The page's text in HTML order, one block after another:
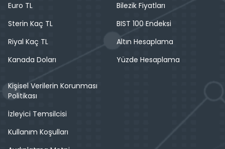
Euro TL
Sterin Kaç TL
Riyal Kaç TL
Kanada Doları
Bilezik Fiyatları
BIST 100 Endeksi
Altın Hesaplama
Yüzde Hesaplama
Kişisel Verilerin Korunması
Politikası
İzleyici Temsilcisi
Kullanım Koşulları